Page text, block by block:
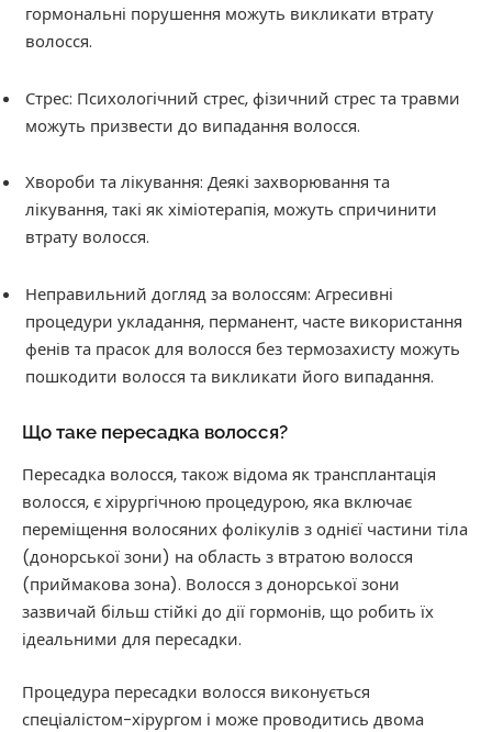
гормональні порушення можуть викликати втрату
волосся.
Стрес: Психологічний стрес, фізичний стрес та травми
можуть призвести до випадання волосся.
Хвороби та лікування: Деякі захворювання та
лікування, такі як хіміотерапія, можуть спричинити
втрату волосся.
Неправильний догляд за волоссям: Агресивні
процедури укладання, перманент, часте використання
фенів та прасок для волосся без термозахисту можуть
пошкодити волосся та викликати його випадання.
Що таке пересадка волосся?
Пересадка волосся, також відома як трансплантація
волосся, є хірургічною процедурою, яка включає
переміщення волосяних фолікулів з однієї частини тіла
(донорської зони) на область з втратою волосся
(приймакова зона). Волосся з донорської зони
зазвичай більш стійкі до дії гормонів, що робить їх
ідеальними для пересадки.
Процедура пересадки волосся виконується
спеціалістом-хірургом і може проводитись двома